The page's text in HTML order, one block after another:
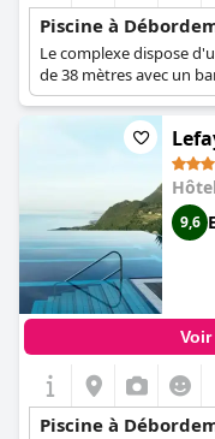
Piscine à
Le complexe dispose
de 38 mètres avec un
9,6
Piscine à